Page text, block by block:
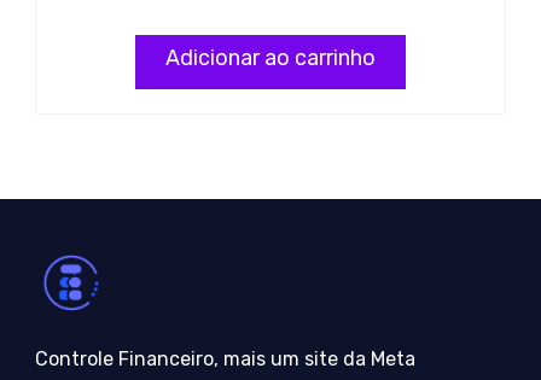
Adicionar ao carrinho
Controle Financeiro, mais um site da Meta